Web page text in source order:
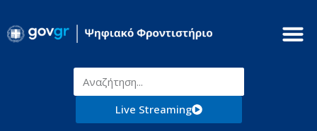
Live Streaming